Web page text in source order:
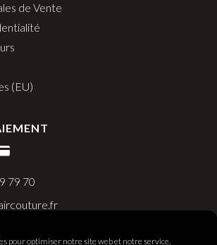
pour optimiser notre site web et notre service.
de Vente
(EU)
79 70